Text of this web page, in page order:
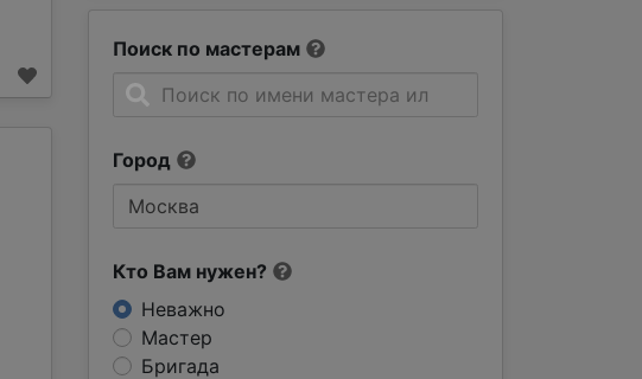
Поиск по мастерам
Город
Кто Вам нужен?
Неважно
Мастер
Бригада